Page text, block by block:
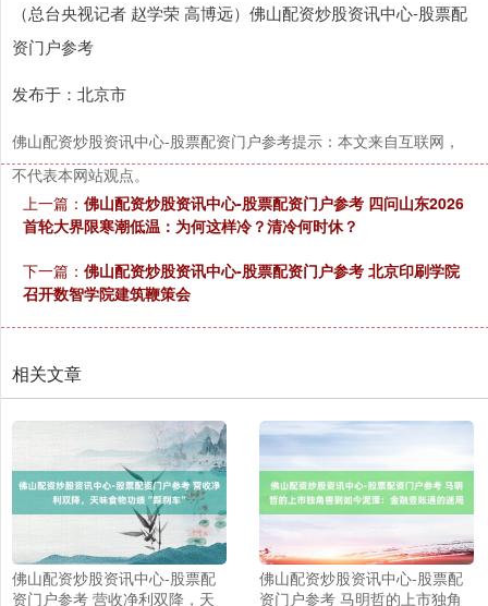
（总台央视记者 赵学荣 高博远）佛山配资炒股资讯中心-股票配
资门户参考
发布于：北京市
佛山配资炒股资讯中心-股票配资门户参考提示：本文来自互联网，
不代表本网站观点。
上一篇： 佛山配资炒股资讯中心-股票配资门户参考 四问山东2026
首轮大界限寒潮低温：为何这样冷？清冷何时休？
下一篇： 佛山配资炒股资讯中心-股票配资门户参考 北京印刷学院
召开数智学院建筑鞭策会
相关文章
佛山配资炒股资讯中心-股票配
资门户参考 营收净利双降，天
佛山配资炒股资讯中心-股票配
资门户参考 马明哲的上市独角